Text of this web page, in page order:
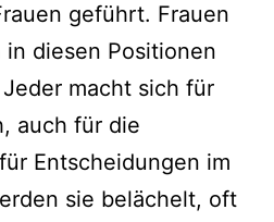
geführt. Frauen
diesen Positionen
macht sich für
auch für die
Entscheidungen im
sie belächelt, oft